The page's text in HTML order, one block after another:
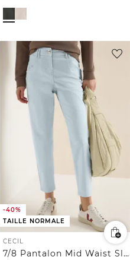
-40%
TAILLE NORMALE
CECIL
7/8 Pantalon Mid Waist Slim Leg en Casual Fit